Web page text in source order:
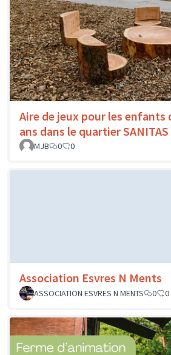
Aire de jeux pour les enfants
ans dans le quartier
MJB
0 0
Association Esvres N Ments
ASSOCIATION ESVRES N MENTS
0 0